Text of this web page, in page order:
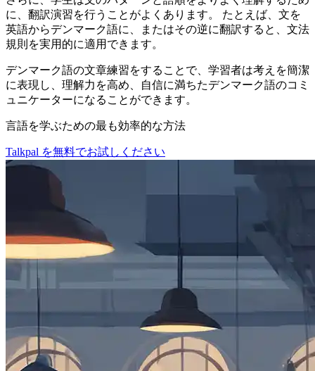
に、翻訳演習を行うことがよくあります。 たとえば、文を
英語からデンマーク語に、またはその逆に翻訳すると、文法
規則を実用的に適用できます。
デンマーク語の文章練習をすることで、学習者は考えを簡潔
に表現し、理解力を高め、自信に満ちたデンマーク語のコミ
ュニケーターになることができます。
言語を学ぶための最も効率的な方法
Talkpal を無料でお試しください